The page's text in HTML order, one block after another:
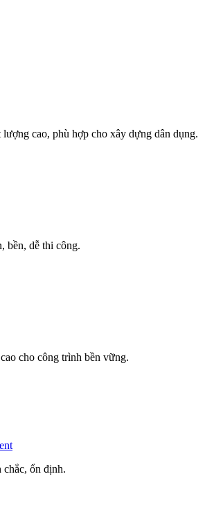
cao, phù hợp cho xây dựng dân dụng.
bền, dễ thi công.
cho công trình bền vững.
chắc, ổn định.